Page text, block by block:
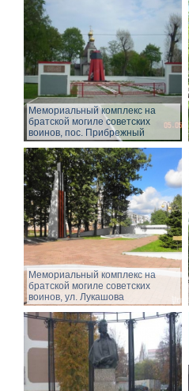
Мемориальный комплекс на
братской могиле советских
воинов, пос. Прибрежный
Мемориальный комплекс на
братской могиле советских
воинов, ул. Лукашова